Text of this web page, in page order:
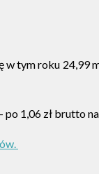
tym roku 24,99
po 1,06 zł brutto